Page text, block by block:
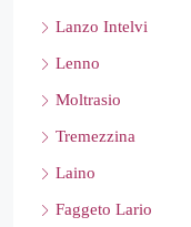
Lanzo Intelvi
Lenno
Moltrasio
Tremezzina
Laino
Faggeto Lario